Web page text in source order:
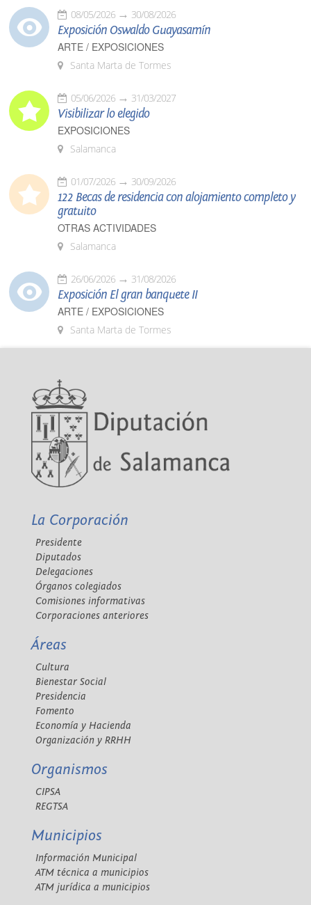
08/05/2026 30/08/2026
Exposición Oswaldo Guayasamín
ARTE / EXPOSICIONES
Santa Marta de Tormes
05/06/2026 31/03/2027
Visibilizar lo elegido
EXPOSICIONES
Salamanca
01/07/2026 30/09/2026
122 Becas de residencia con alojamiento completo y
gratuito
OTRAS ACTIVIDADES
Salamanca
26/06/2026 31/08/2026
Exposición El gran banquete II
ARTE / EXPOSICIONES
Santa Marta de Tormes
La Corporación
Presidente
Diputados
Delegaciones
Órganos colegiados
Comisiones informativas
Corporaciones anteriores
Áreas
Cultura
Bienestar Social
Presidencia
Fomento
Economía y Hacienda
Organización y RRHH
Organismos
CIPSA
REGTSA
Municipios
Información Municipal
ATM técnica a municipios
ATM jurídica a municipios